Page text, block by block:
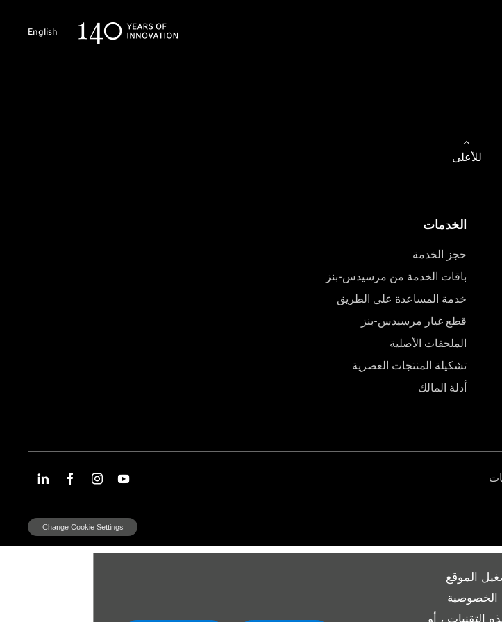
الموقع
الخصوصية
التقنيات ، أو
English
للأعلى
الخدمات
حجز الخدمة
باقات الخدمة من مرسيدس-بنز
خدمة المساعدة على الطريق
قطع غيار مرسيدس-بنز
الملحقات الأصلية
تشكيلة المنتجات العصرية
أدلة المالك